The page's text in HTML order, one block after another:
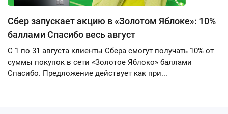
Сбер запускает акцию в «Золотом Яблоке»: 10%
баллами Спасибо весь август
С 1 по 31 августа клиенты Сбера смогут получать 10% от
суммы покупок в сети «Золотое Яблоко» баллами
Спасибо. Предложение действует как при...